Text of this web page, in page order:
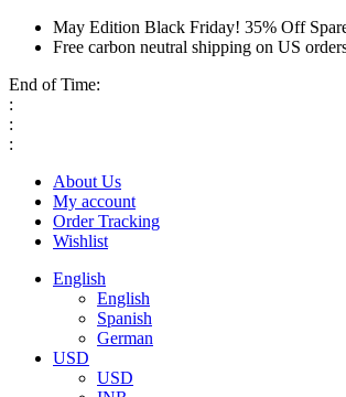
May Edition Black Friday! 35% Off
Free carbon neutral shipping on US
End of Time:
:
:
:
About Us
My account
Order Tracking
Wishlist
English
English
Spanish
German
USD
USD